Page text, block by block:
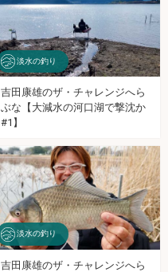
淡水の釣り
吉田康雄のザ・チャレンジへら
ぶな【大減水の河口湖で撃沈か
#1】
淡水の釣り
吉田康雄のザ・チャレンジへら